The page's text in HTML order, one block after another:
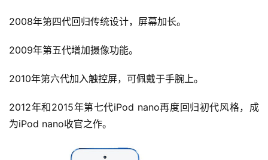
2008年第四代回归传统设计，屏幕加长。
2009年第五代增加摄像功能。
2010年第六代加入触控屏，可佩戴于手腕上。
2012年和2015年第七代iPod nano再度回归初代风格，成
为iPod nano收官之作。